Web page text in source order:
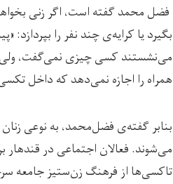
فضل محمد گفته است، اگر زنی
بگیرد یا کرایه‌ی چند نفر را
می‌نشستند کسی چیزی نمی‌گفت،
همراه را اجازه نمی‌دهد که داخل
بنابر گفته‌ی فضل‌محمد، به نوعی
می‌شوند. فعالان اجتماعی در قندهار
تاکسی‌ها از فرهنگ زن‌ستیز جامعه